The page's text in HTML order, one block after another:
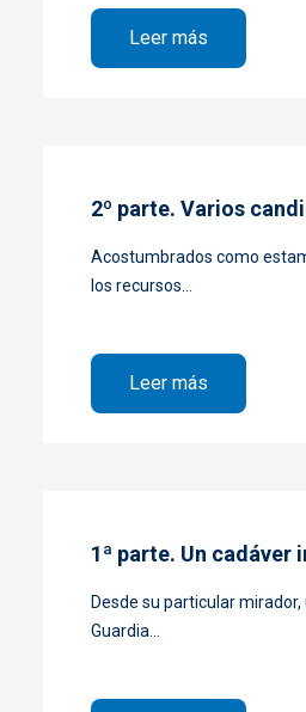
Leer más
2º parte. Varios
Acostumbrados como
los recursos...
Leer más
1ª parte. Un cadáver
Desde su particular mirador,
Guardia...